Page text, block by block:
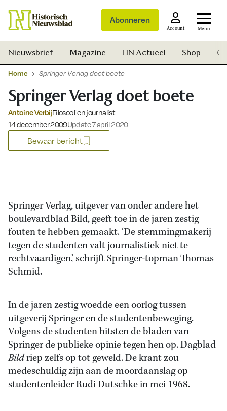
Abonneren
Account Menu
Zoek
Nieuwsbrief Magazine HN Actueel Shop
Home Springer Verlag doet boete
Springer Verlag doet boete
Antoine VerbijFilosoof en journalist
Gepubliceerd op:
14 december 2009Update 7 april 2020
Bewaar bericht
Springer Verlag, uitgever van onder andere het
boulevardblad Bild, geeft toe in de jaren zestig
fouten te hebben gemaakt. ‘De stemmingmakerij
tegen de studenten valt journalistiek niet te
rechtvaardigen,’ schrijft Springer-topman Thomas
Schmid.
In de jaren zestig woedde een oorlog tussen
uitgeverij Springer en de studentenbeweging.
Volgens de studenten hitsten de bladen van
Springer de publieke opinie tegen hen op. Dagblad
Bildriep zelfs op tot geweld. De krant zou
medeschuldig zijn aan de moordaanslag op
studentenleider Rudi Dutschke in mei 1968.